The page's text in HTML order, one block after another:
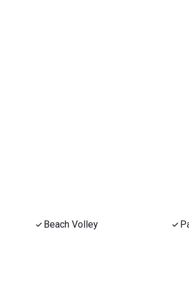
Beach Volley